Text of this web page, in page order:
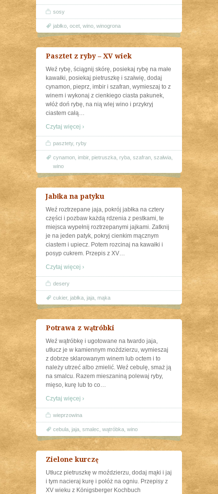
sosy
jabłko ocet wino winogrona
Pasztet z ryby – XV wiek
Weź rybę, ściągnij skórę, posiekaj rybę na małe
kawałki, posiekaj pietruszkę i szałwię, dodaj
cynamon, pieprz, imbir i szafran, wymieszaj to z
winem i wykonaj z cienkiego ciasta pakunek,
włóż doń rybę, na nią wlej wino i przykryj
ciastem całą…
Czytaj więcej ›
pasztety, ryby
cynamon imbir, pietruszka ryba szafran szałwia
wino
Jabłka na patyku
Weź roztrzepane jaja, pokrój jabłka na cztery
części i pozbaw każdą rdzenia z pestkami, te
miejsca wypełnij roztrzepanymi jajkami. Zatknij
je na jeden patyk, pokryj cienkim mącznym
ciastem i upiecz. Potem rozcinaj na kawałki i
posyp cukrem. Przepis z XV…
Czytaj więcej ›
desery
cukier, jabłka jaja mąka
Potrawa z wątróbki
Weź wątróbkę i ugotowane na twardo jaja,
utłucz je w kamiennym moździerzu, wymieszaj
z dobrze sklarowanym winem lub octem i to
należy utrzeć albo zmielić. Weź cebulę, smaż ją
na smalcu. Razem mieszaniną polewaj ryby,
mięso, kurę lub to co…
Czytaj więcej ›
wieprzowina
cebula jaja smalec wątróbka wino
Zielone kurczę
Utłucz pietruszkę w moździerzu, dodaj mąki i jaj
i tym nacieraj kurę i połóż na ogniu. Przepisy z
XV wieku z Königsberger Kochbuch